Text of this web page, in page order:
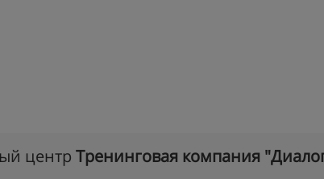
центр Тренинговая компания